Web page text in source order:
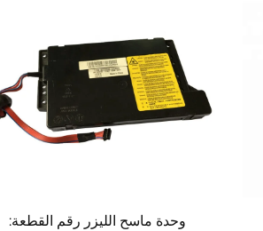
وحدة ماسح الليزر رقم القطعة: